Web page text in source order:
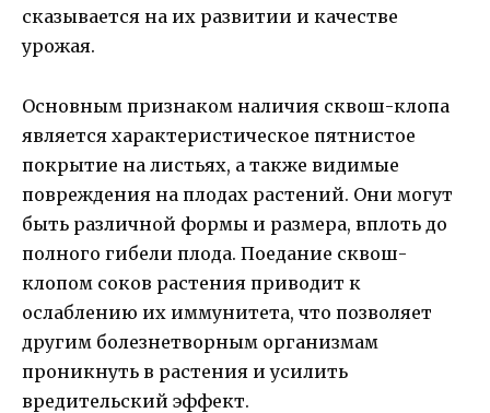
сказывается на их развитии и качестве
урожая.
Основным признаком наличия сквош-клопа
является характеристическое пятнистое
покрытие на листьях, а также видимые
повреждения на плодах растений. Они могут
быть различной формы и размера, вплоть до
полного гибели плода. Поедание сквош-
клопом соков растения приводит к
ослаблению их иммунитета, что позволяет
другим болезнетворным организмам
проникнуть в растения и усилить
вредительский эффект.